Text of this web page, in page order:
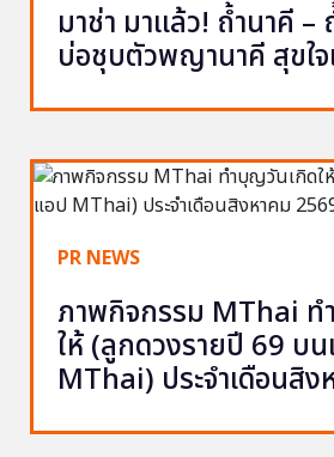
มาช่า มาแล้ว! ถ้ำนาคี –
บ่อชุบตัวพญานาคี สุขใจ
PR NEWS
ภาพกิจกรรม MThai
ให้ (ลูกดวงรายปี 69 บ
MThai) ประจำเดือนสิ